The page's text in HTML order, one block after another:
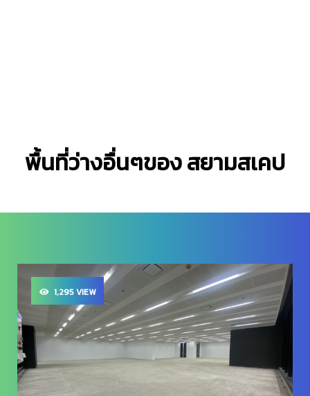
พื้นที่ว่างอื่นๆของ สยามสเคป
1,011 VIEW